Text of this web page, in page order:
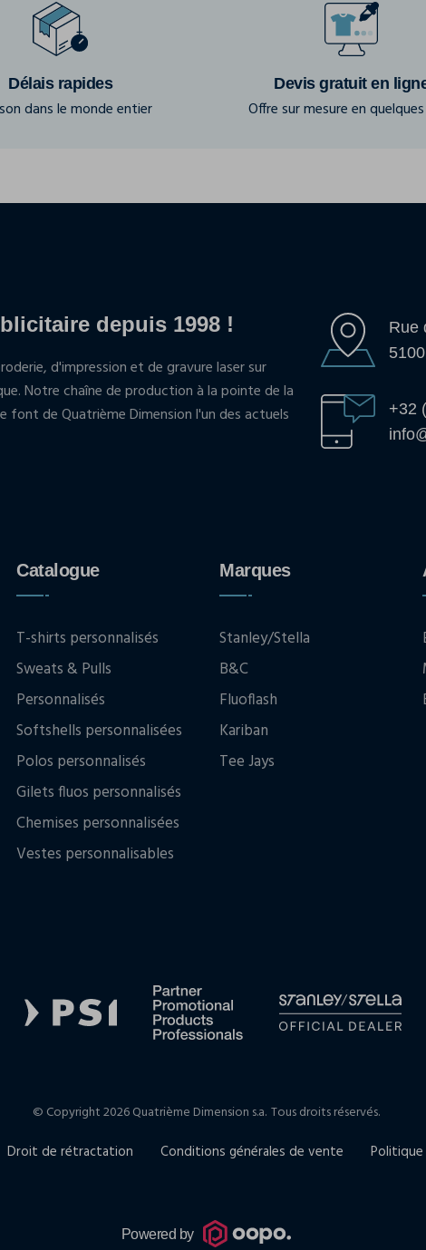
Délais rapides
dans le monde entier
Devis gratuit en
Offre sur mesure en
depuis 1998 !
d'impression et de gravure laser sur
Notre chaîne de production à la pointe de la
de Quatrième Dimension l'un des actuels
Rue
+32
Catalogue
T-shirts personnalisés
Sweats & Pulls
Personnalisés
Softshells personnalisées
Polos personnalisés
Gilets fluos personnalisés
Chemises personnalisées
Vestes personnalisables
Marques
Stanley/Stella
B&C
Fluoflash
Kariban
Tee Jays
© Copyright 2026 Quatrième Dimension s.a. Tous droits réservés.
Droit de rétractation Conditions générales de vente
Powered by